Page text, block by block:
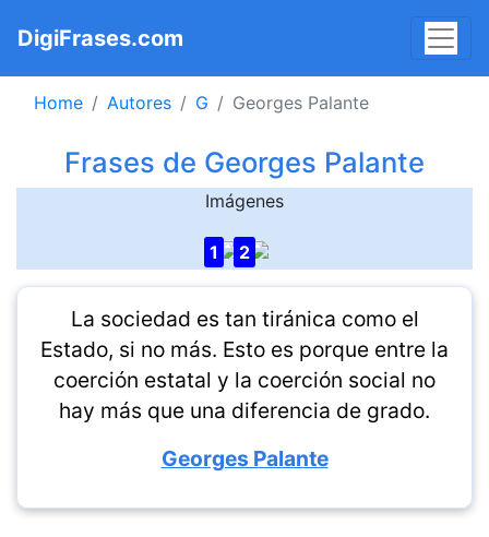
DigiFrases.com
Home Autores G Georges Palante
Frases de Georges Palante
Imágenes
1 2
La sociedad es tan tiránica como el
Estado, si no más. Esto es porque entre la
coerción estatal y la coerción social no
hay más que una diferencia de grado.
Georges Palante